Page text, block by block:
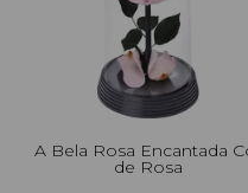
A Bela Rosa Encantada
de Rosa